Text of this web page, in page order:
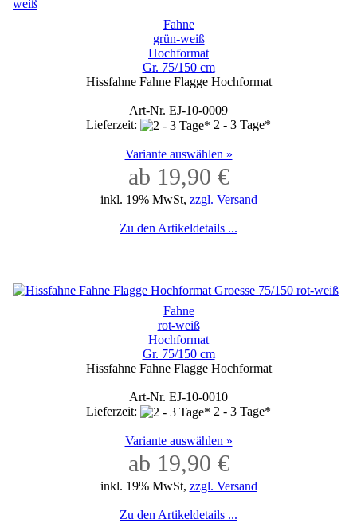
Fahne
grün-weiß
Hochformat
Gr. 75/150 cm
Hissfahne Fahne Flagge Hochformat
Art-Nr. EJ-10-0009
Lieferzeit:
2 - 3 Tage*
Variante auswählen »
ab 19,90 €
inkl. 19% MwSt, zzgl. Versand
Zu den Artikeldetails ...
Fahne
rot-weiß
Hochformat
Gr. 75/150 cm
Hissfahne Fahne Flagge Hochformat
Art-Nr. EJ-10-0010
Lieferzeit:
2 - 3 Tage*
Variante auswählen »
ab 19,90 €
inkl. 19% MwSt, zzgl. Versand
Zu den Artikeldetails ...